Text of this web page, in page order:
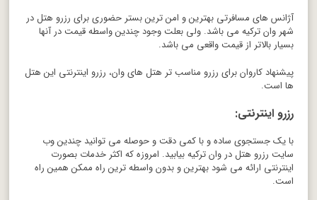
آژانس های مسافرتی بهترین و امن ترین بستر حضوری برای رزرو هتل در
شهر وان ترکیه می باشد. ولی بعلت وجود چندین واسطه قیمت در آنها
بسیار بالاتر از قیمت واقعی می باشد.
پیشنهاد کاروان برای رزرو مناسب تر هتل های وان، رزرو اینترنتی این هتل
ها است.
رزرو اینترنتی:
با یک جستجوی ساده و با کمی دقت و حوصله می توانید چندین وب
سایت رزرو هتل در وان ترکیه بیابید. امروزه که اکثر خدمات بصورت
اینترنتی ارائه می شود بهترین و بدون واسطه ترین راه ممکن همین راه
است.